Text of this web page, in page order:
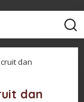
dan
dan